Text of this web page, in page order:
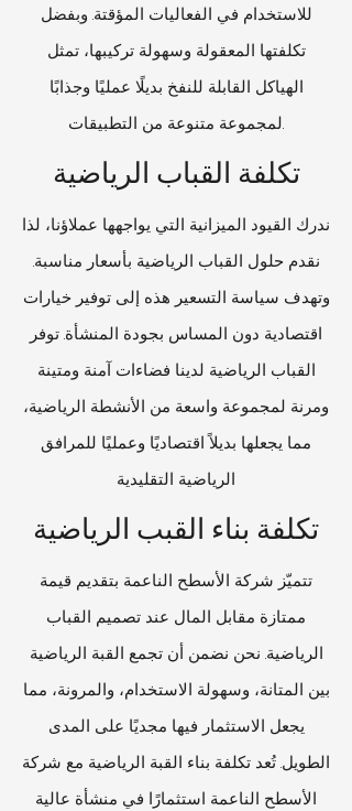
للاستخدام في الفعاليات المؤقتة. وبفضل
تكلفتها المعقولة وسهولة تركيبها، تمثل
الهياكل القابلة للنفخ بديلًا عمليًا وجذابًا
لمجموعة متنوعة من التطبيقات.
تكلفة القباب الرياضية
ندرك القيود الميزانية التي يواجهها عملاؤنا، لذا
نقدم حلول القباب الرياضية بأسعار مناسبة.
وتهدف سياسة التسعير هذه إلى توفير خيارات
اقتصادية دون المساس بجودة المنشأة. توفر
القباب الرياضية لدينا فضاءات آمنة ومتينة
ومرنة لمجموعة واسعة من الأنشطة الرياضية،
مما يجعلها بديلاً اقتصاديًا وعمليًا للمرافق
الرياضية التقليدية
تكلفة بناء القبب الرياضية
تتميّز شركة الأسطح الناعمة بتقديم قيمة
ممتازة مقابل المال عند تصميم القباب
الرياضية. نحن نضمن أن تجمع القبة الرياضية
بين المتانة، وسهولة الاستخدام، والمرونة، مما
يجعل الاستثمار فيها مجديًا على المدى
الطويل. تُعد تكلفة بناء القبة الرياضية مع شركة
الأسطح الناعمة استثمارًا في منشأة عالية